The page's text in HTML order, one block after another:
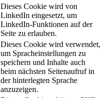
Dieses Cookie wird von
LinkedIn eingesetzt, um
LinkedIn-Funktionen auf der
Seite zu erlauben.
Dieses Cookie wird verwendet,
um Spracheinstellungen zu
speichern und Inhalte auch
beim nächsten Seitenaufruf in
der hinterlegten Sprache
anzuzeigen.